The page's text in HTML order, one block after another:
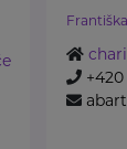
+420